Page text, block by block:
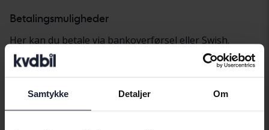
Samtykke Detaljer Om
Betalingsmuligheder
Her kan du betale via bankoverførsel eller Swish.
Kontakt
Telefon
+4610-167 30 00
Fax +4610-167 30 80 (Kundeservicecenter)